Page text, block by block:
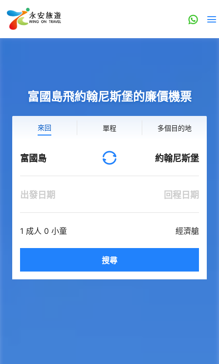
富國島飛約翰尼斯堡的廉價機票
來回 單程 多個目的地
富國島 約翰尼斯堡
出發日期 回程日期
1 成人 0 小童 經濟艙
搜尋